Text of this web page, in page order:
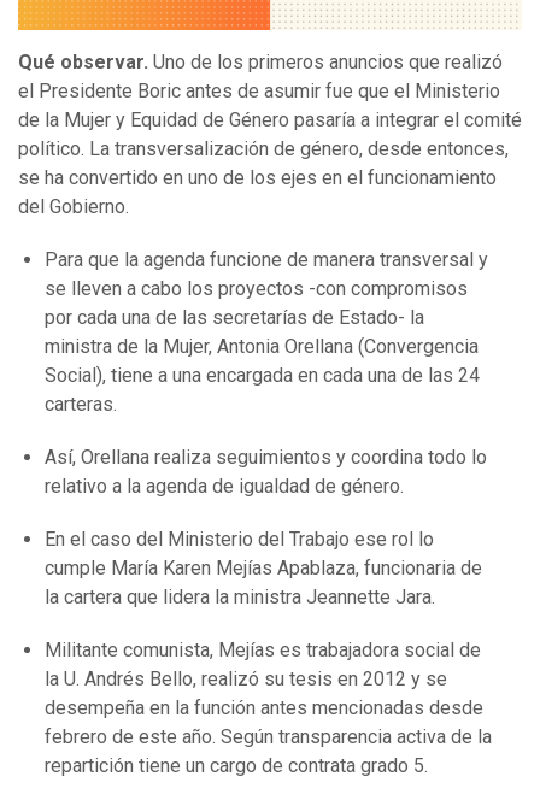
Qué observar. Uno de los primeros anuncios que realizó
el Presidente Boric antes de asumir fue que el Ministerio
de la Mujer y Equidad de Género pasaría a integrar el comité
político. La transversalización de género, desde entonces,
se ha convertido en uno de los ejes en el funcionamiento
del Gobierno.
Para que la agenda funcione de manera transversal y
se lleven a cabo los proyectos -con compromisos
por cada una de las secretarías de Estado- la
ministra de la Mujer, Antonia Orellana (Convergencia
Social), tiene a una encargada en cada una de las 24
carteras.
Así, Orellana realiza seguimientos y coordina todo lo
relativo a la agenda de igualdad de género.
En el caso del Ministerio del Trabajo ese rol lo
cumple María Karen Mejías Apablaza, funcionaria de
la cartera que lidera la ministra Jeannette Jara.
Militante comunista, Mejías es trabajadora social de
la U. Andrés Bello, realizó su tesis en 2012 y se
desempeña en la función antes mencionadas desde
febrero de este año. Según transparencia activa de la
repartición tiene un cargo de contrata grado 5.